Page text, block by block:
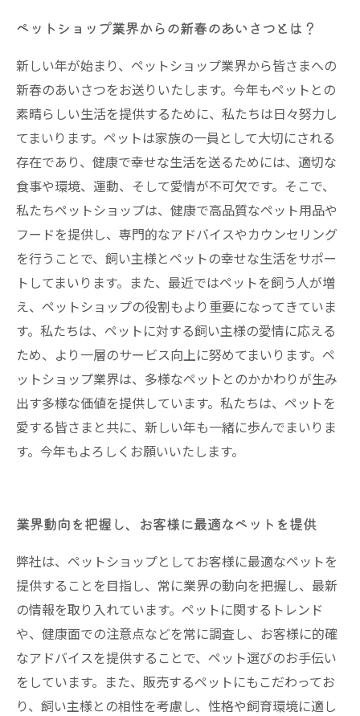
ペットショップ業界からの新春のあいさつとは？
新しい年が始まり、ペットショップ業界から皆さまへの
新春のあいさつをお送りいたします。今年もペットとの
素晴らしい生活を提供するために、私たちは日々努力し
てまいります。ペットは家族の一員として大切にされる
存在であり、健康で幸せな生活を送るためには、適切な
食事や環境、運動、そして愛情が不可欠です。そこで、
私たちペットショップは、健康で高品質なペット用品や
フードを提供し、専門的なアドバイスやカウンセリング
を行うことで、飼い主様とペットの幸せな生活をサポー
トしてまいります。また、最近ではペットを飼う人が増
え、ペットショップの役割もより重要になってきていま
す。私たちは、ペットに対する飼い主様の愛情に応える
ため、より一層のサービス向上に努めてまいります。ペ
ットショップ業界は、多様なペットとのかかわりが生み
出す多様な価値を提供しています。私たちは、ペットを
愛する皆さまと共に、新しい年も一緒に歩んでまいりま
す。今年もよろしくお願いいたします。
業界動向を把握し、お客様に最適なペットを提供
弊社は、ペットショップとしてお客様に最適なペットを
提供することを目指し、常に業界の動向を把握し、最新
の情報を取り入れています。ペットに関するトレンド
や、健康面での注意点などを常に調査し、お客様に的確
なアドバイスを提供することで、ペット選びのお手伝い
をしています。また、販売するペットにもこだわってお
り、飼い主様との相性を考慮し、性格や飼育環境に適し